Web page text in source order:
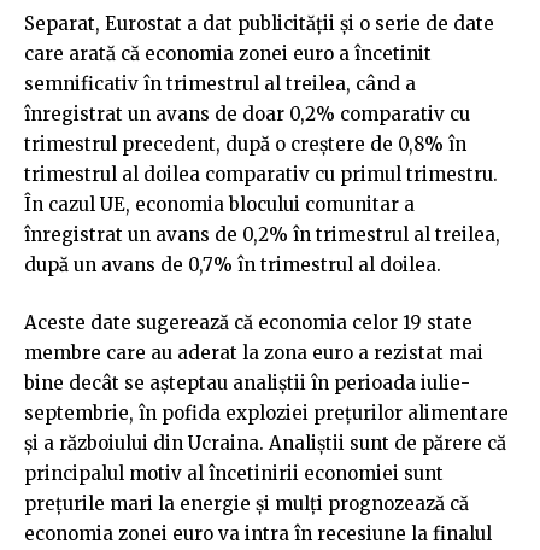
Separat, Eurostat a dat publicităţii şi o serie de date
care arată că economia zonei euro a încetinit
semnificativ în trimestrul al treilea, când a
înregistrat un avans de doar 0,2% comparativ cu
trimestrul precedent, după o creştere de 0,8% în
trimestrul al doilea comparativ cu primul trimestru.
În cazul UE, economia blocului comunitar a
înregistrat un avans de 0,2% în trimestrul al treilea,
după un avans de 0,7% în trimestrul al doilea.
Aceste date sugerează că economia celor 19 state
membre care au aderat la zona euro a rezistat mai
bine decât se aşteptau analiştii în perioada iulie-
septembrie, în pofida exploziei preţurilor alimentare
şi a războiului din Ucraina. Analiştii sunt de părere că
principalul motiv al încetinirii economiei sunt
preţurile mari la energie şi mulţi prognozează că
economia zonei euro va intra în recesiune la finalul